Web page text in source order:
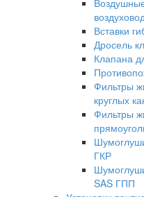
Вставки
Дросель
Клапана
Фильтры
круглых
Фильтры
ГКР
SAS ГПП